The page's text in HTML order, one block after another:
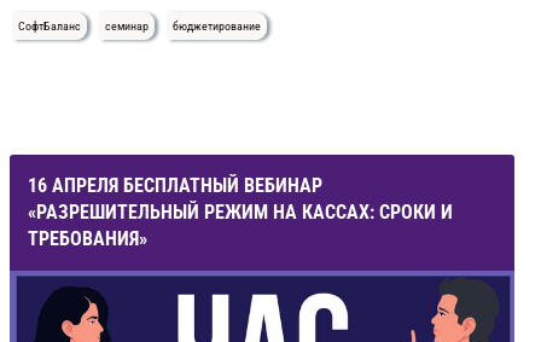
СофтБаланс семинар бюджетирование
16 АПРЕЛЯ БЕСПЛАТНЫЙ ВЕБИНАР
«РАЗРЕШИТЕЛЬНЫЙ РЕЖИМ НА КАССАХ: СРОКИ И
ТРЕБОВАНИЯ»